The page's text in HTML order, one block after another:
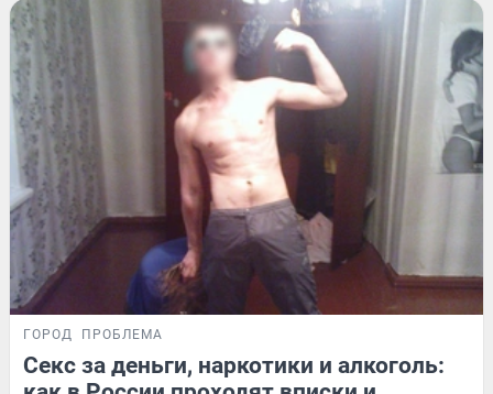
ГОРОД ПРОБЛЕМА
Секс за деньги, наркотики и алкоголь: